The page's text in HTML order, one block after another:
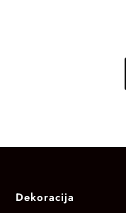
Dekoracija